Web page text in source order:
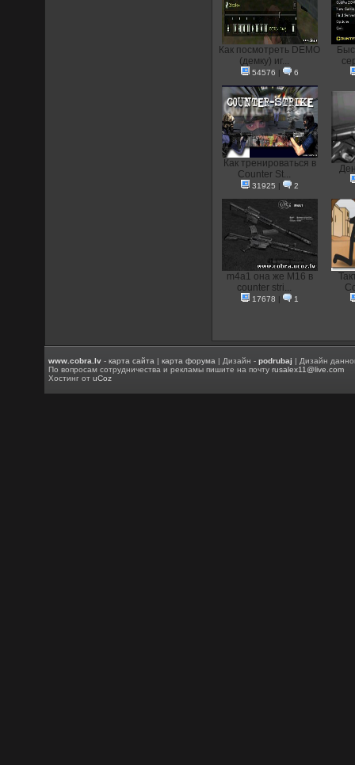
Как посмотреть DEMO
(демку) иг...
54576 | 6
Как тренироваться в
Counter St...
31925 | 2
m4a1 она же M16 в
counter stri...
17678 | 1
www.cobra.lv -карта сайта |карта форума | Дизайн -podrubaj | Дизайн
По вопросам сотрудничества и рекламы пишите на почтуrusalex11@live.com
Хостинг отuCoz